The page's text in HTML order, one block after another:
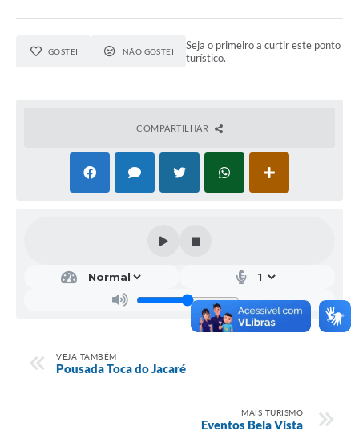
GOSTEI NÃO GOSTEI
Seja o primeiro a curtir este ponto
turístico.
COMPARTILHAR
VEJA TAMBÉM
Pousada Toca do Jacaré
MAIS TURISMO
Eventos Bela Vista